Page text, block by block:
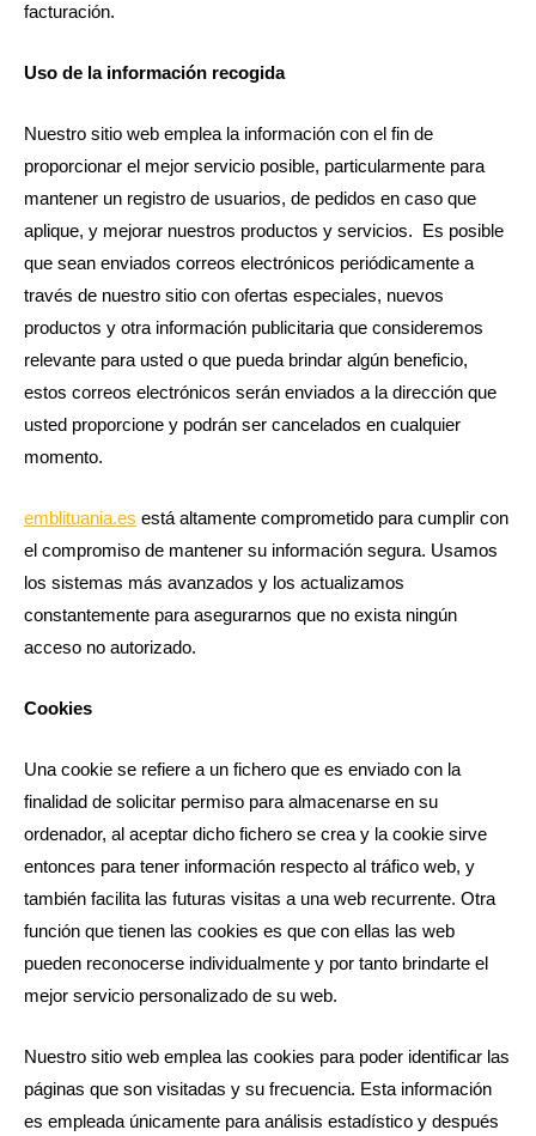
facturación.
Uso de la información recogida
Nuestro sitio web emplea la información con el fin de
proporcionar el mejor servicio posible, particularmente para
mantener un registro de usuarios, de pedidos en caso que
aplique, y mejorar nuestros productos y servicios. Es posible
que sean enviados correos electrónicos periódicamente a
través de nuestro sitio con ofertas especiales, nuevos
productos y otra información publicitaria que consideremos
relevante para usted o que pueda brindar algún beneficio,
estos correos electrónicos serán enviados a la dirección que
usted proporcione y podrán ser cancelados en cualquier
momento.
emblituania.es está altamente comprometido para cumplir con
el compromiso de mantener su información segura. Usamos
los sistemas más avanzados y los actualizamos
constantemente para asegurarnos que no exista ningún
acceso no autorizado.
Cookies
Una cookie se refiere a un fichero que es enviado con la
finalidad de solicitar permiso para almacenarse en su
ordenador, al aceptar dicho fichero se crea y la cookie sirve
entonces para tener información respecto al tráfico web, y
también facilita las futuras visitas a una web recurrente. Otra
función que tienen las cookies es que con ellas las web
pueden reconocerse individualmente y por tanto brindarte el
mejor servicio personalizado de su web.
Nuestro sitio web emplea las cookies para poder identificar las
páginas que son visitadas y su frecuencia. Esta información
es empleada únicamente para análisis estadístico y después